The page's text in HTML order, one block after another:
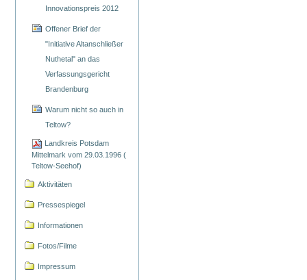
Innovationspreis 2012
Offener Brief der
"Initiative Altanschließer
Nuthetal" an das
Verfassungsgericht
Brandenburg
Warum nicht so auch in
Teltow?
Landkreis Potsdam
Mittelmark vom 29.03.1996 (
Teltow-Seehof)
Aktivitäten
Pressespiegel
Informationen
Fotos/Filme
Impressum